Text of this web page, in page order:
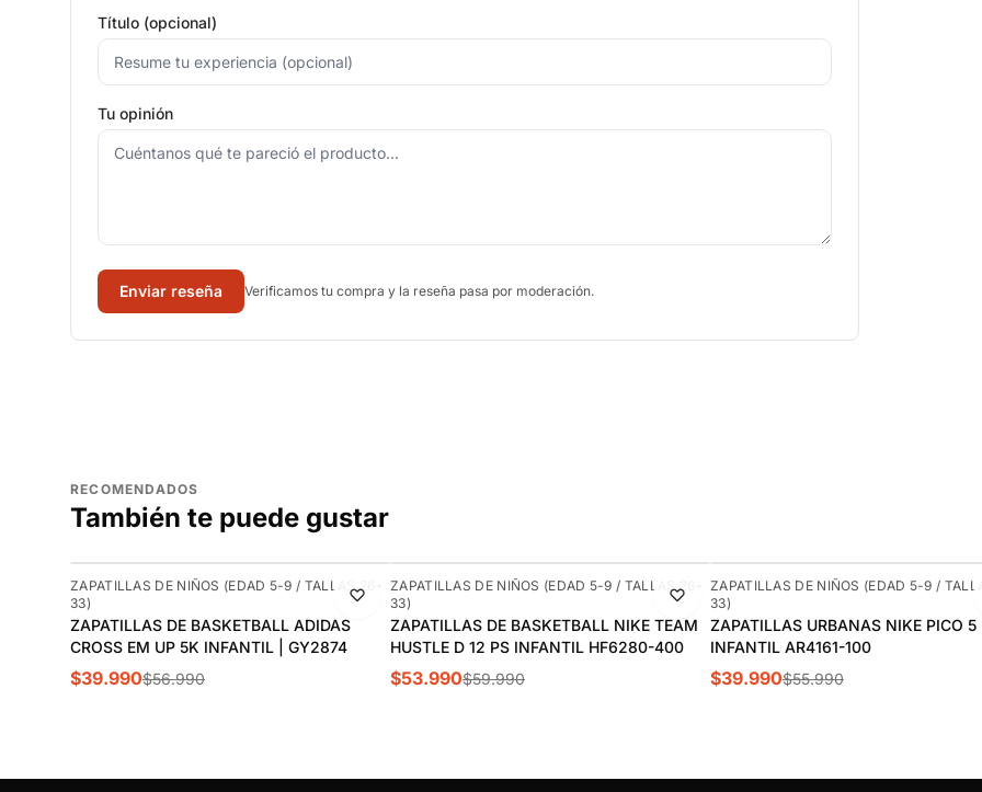
Título (opcional)
Tu opinión
Enviar reseña Verificamos tu compra y la reseña pasa por moderación.
RECOMENDADOS
También te puede gustar
-30%
ZAPATILLAS DE NIÑOS (EDAD 5-9 / TALLAS 26-
33)
ZAPATILLAS DE BASKETBALL ADIDAS
CROSS EM UP 5K INFANTIL | GY2874
$39.990$56.990
-10%
ZAPATILLAS DE NIÑOS (EDAD 5-9 / TALLAS 26-
33)
ZAPATILLAS DE BASKETBALL NIKE TEAM
HUSTLE D 12 PS INFANTIL HF6280-400
$53.990$59.990
-29%
ZAPATILLAS DE NIÑOS (EDAD 5-9 /
33)
ZAPATILLAS URBANAS NIKE PICO 5
INFANTIL AR4161-100
$39.990$55.990